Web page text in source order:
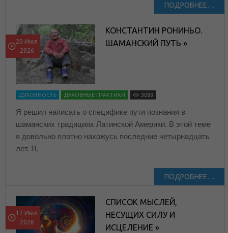
ПОДРОБНЕЕ…
20 Июл
2026
КОНСТАНТИН РОНИНЬО.
ШАМАНСКИЙ ПУТЬ »
ДУХОВНОСТЬ ДУХОВНЫЕ ПРАКТИКИ 3089
Я решил написать о специфике пути познания в
шаманских традициях Латинской Америки. В этой теме
я довольно плотно нахожусь последние четырнадцать
лет. Я,
ПОДРОБНЕЕ…
17 Июл
2026
СПИСОК МЫСЛЕЙ,
НЕСУЩИХ СИЛУ И
ИСЦЕЛЕНИЕ »